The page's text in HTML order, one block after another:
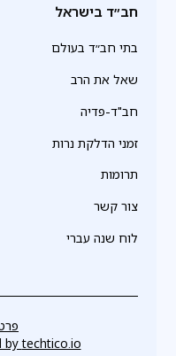
חב״ד בישראל
בתי חב״ד בעולם
שאל את הרב
חב"ד-פדיה
זמני הדלקת נרות
תרומות
צור קשר
לוח שנה עברי
bytechtico.io